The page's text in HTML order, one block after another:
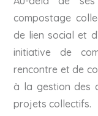
compostage
de lien social et
initiative de
rencontre et de
à la gestion des
projets collectifs.